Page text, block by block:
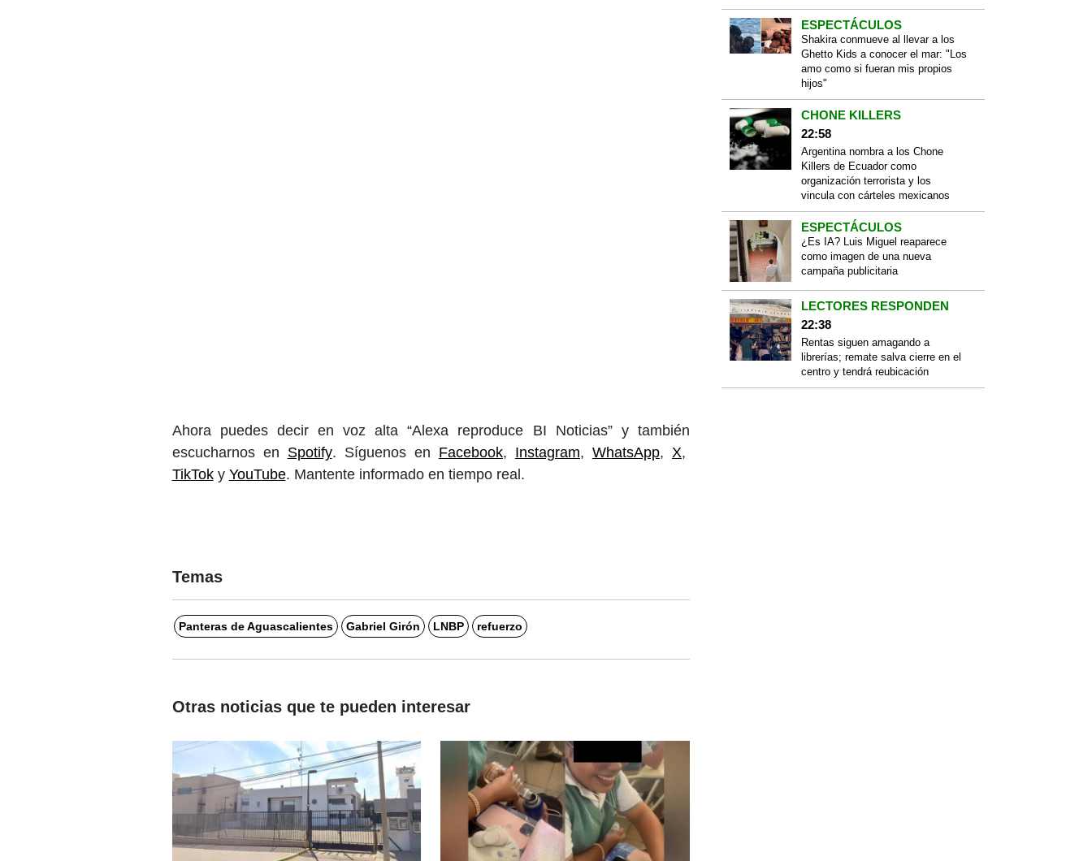
Ahora puedes decir en voz alta “Alexa reproduce BI Noticias” y también
escucharnos en Spotify. Síguenos en Facebook, Instagram, WhatsApp, X,
TikToky YouTube. Mantente informado en tiempo real.
Temas
Panteras de Aguascalientes Gabriel Girón LNBP refuerzo
ESPECTÁCULOS
Shakira conmueve al llevar a los
Ghetto Kids a conocer el mar: "Los
amo como si fueran mis propios
hijos"
CHONE KILLERS
22:58
Argentina nombra a los Chone
Killers de Ecuador como
organización terrorista y los
vincula con cárteles mexicanos
ESPECTÁCULOS
¿Es IA? Luis Miguel reaparece
como imagen de una nueva
campaña publicitaria
LECTORES RESPONDEN
22:38
Rentas siguen amagando a
librerías; remate salva cierre en el
centro y tendrá reubicación
Otras noticias que te pueden interesar